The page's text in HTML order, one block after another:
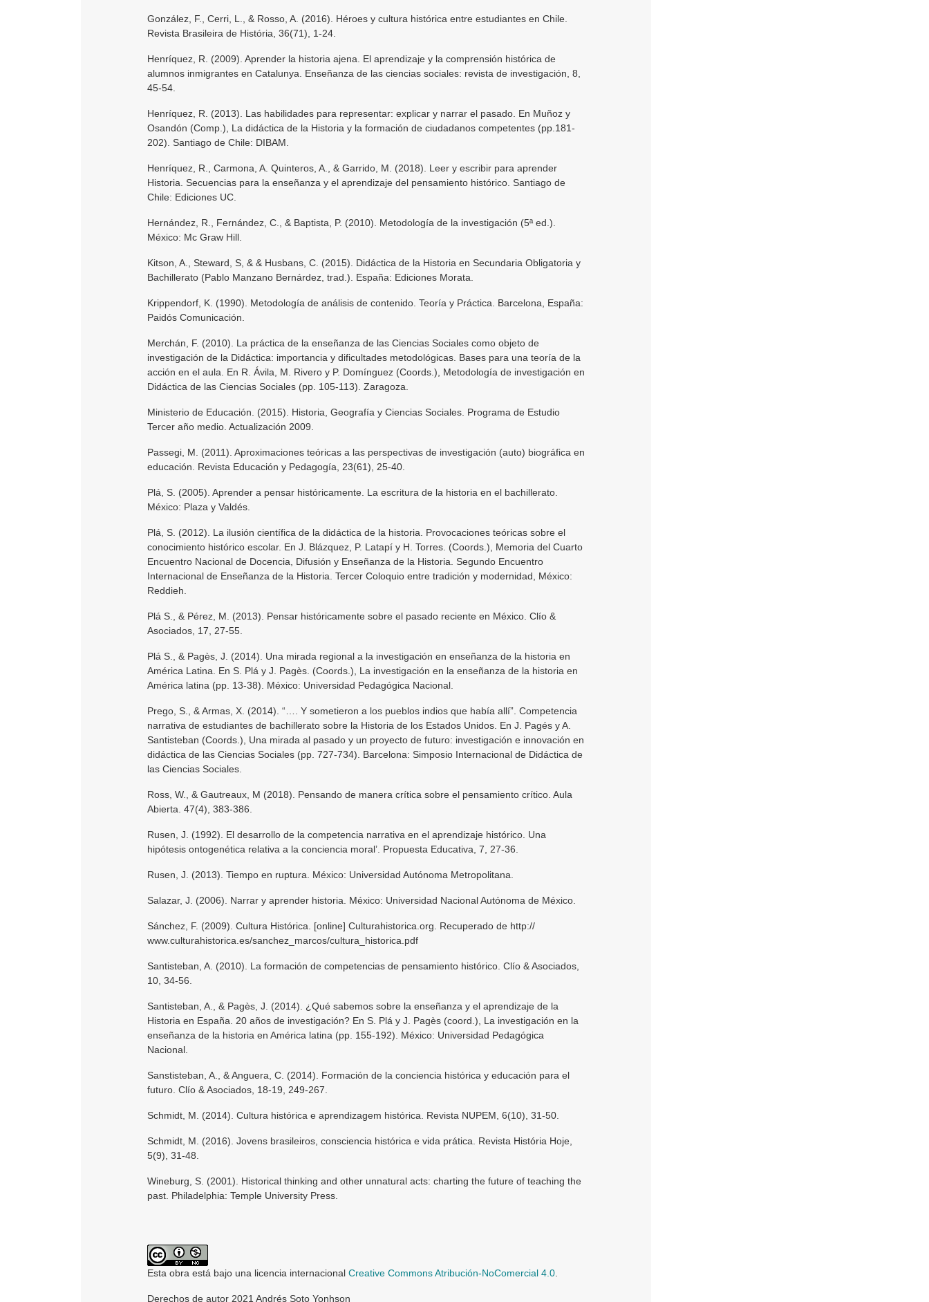
González, F., Cerri, L., & Rosso, A. (2016). Héroes y cultura histórica entre estudiantes en Chile.
Revista Brasileira de História, 36(71), 1-24.
Henríquez, R. (2009). Aprender la historia ajena. El aprendizaje y la comprensión histórica de
alumnos inmigrantes en Catalunya. Enseñanza de las ciencias sociales: revista de investigación, 8,
45-54.
Henríquez, R. (2013). Las habilidades para representar: explicar y narrar el pasado. En Muñoz y
Osandón (Comp.), La didáctica de la Historia y la formación de ciudadanos competentes (pp.181-
202). Santiago de Chile: DIBAM.
Henríquez, R., Carmona, A. Quinteros, A., & Garrido, M. (2018). Leer y escribir para aprender
Historia. Secuencias para la enseñanza y el aprendizaje del pensamiento histórico. Santiago de
Chile: Ediciones UC.
Hernández, R., Fernández, C., & Baptista, P. (2010). Metodología de la investigación (5ª ed.).
México: Mc Graw Hill.
Kitson, A., Steward, S, & & Husbans, C. (2015). Didáctica de la Historia en Secundaria Obligatoria y
Bachillerato (Pablo Manzano Bernárdez, trad.). España: Ediciones Morata.
Krippendorf, K. (1990). Metodología de análisis de contenido. Teoría y Práctica. Barcelona, España:
Paidós Comunicación.
Merchán, F. (2010). La práctica de la enseñanza de las Ciencias Sociales como objeto de
investigación de la Didáctica: importancia y dificultades metodológicas. Bases para una teoría de la
acción en el aula. En R. Ávila, M. Rivero y P. Domínguez (Coords.), Metodología de investigación en
Didáctica de las Ciencias Sociales (pp. 105-113). Zaragoza.
Ministerio de Educación. (2015). Historia, Geografía y Ciencias Sociales. Programa de Estudio
Tercer año medio. Actualización 2009.
Passegi, M. (2011). Aproximaciones teóricas a las perspectivas de investigación (auto) biográfica en
educación. Revista Educación y Pedagogía, 23(61), 25-40.
Plá, S. (2005). Aprender a pensar históricamente. La escritura de la historia en el bachillerato.
México: Plaza y Valdés.
Plá, S. (2012). La ilusión científica de la didáctica de la historia. Provocaciones teóricas sobre el
conocimiento histórico escolar. En J. Blázquez, P. Latapí y H. Torres. (Coords.), Memoria del Cuarto
Encuentro Nacional de Docencia, Difusión y Enseñanza de la Historia. Segundo Encuentro
Internacional de Enseñanza de la Historia. Tercer Coloquio entre tradición y modernidad, México:
Reddieh.
Plá S., & Pérez, M. (2013). Pensar históricamente sobre el pasado reciente en México. Clío &
Asociados, 17, 27-55.
Plá S., & Pagès, J. (2014). Una mirada regional a la investigación en enseñanza de la historia en
América Latina. En S. Plá y J. Pagès. (Coords.), La investigación en la enseñanza de la historia en
América latina (pp. 13-38). México: Universidad Pedagógica Nacional.
Prego, S., & Armas, X. (2014). “…. Y sometieron a los pueblos indios que había allí”. Competencia
narrativa de estudiantes de bachillerato sobre la Historia de los Estados Unidos. En J. Pagés y A.
Santisteban (Coords.), Una mirada al pasado y un proyecto de futuro: investigación e innovación en
didáctica de las Ciencias Sociales (pp. 727-734). Barcelona: Simposio Internacional de Didáctica de
las Ciencias Sociales.
Ross, W., & Gautreaux, M (2018). Pensando de manera crítica sobre el pensamiento crítico. Aula
Abierta. 47(4), 383-386.
Rusen, J. (1992). El desarrollo de la competencia narrativa en el aprendizaje histórico. Una
hipótesis ontogenética relativa a la conciencia moral’. Propuesta Educativa, 7, 27-36.
Rusen, J. (2013). Tiempo en ruptura. México: Universidad Autónoma Metropolitana.
Salazar, J. (2006). Narrar y aprender historia. México: Universidad Nacional Autónoma de México.
Sánchez, F. (2009). Cultura Histórica. [online] Culturahistorica.org. Recuperado de http://
www.culturahistorica.es/sanchez_marcos/cultura_historica.pdf
Santisteban, A. (2010). La formación de competencias de pensamiento histórico. Clío & Asociados,
10, 34-56.
Santisteban, A., & Pagès, J. (2014). ¿Qué sabemos sobre la enseñanza y el aprendizaje de la
Historia en España. 20 años de investigación? En S. Plá y J. Pagès (coord.), La investigación en la
enseñanza de la historia en América latina (pp. 155-192). México: Universidad Pedagógica
Nacional.
Sanstisteban, A., & Anguera, C. (2014). Formación de la conciencia histórica y educación para el
futuro. Clío & Asociados, 18-19, 249-267.
Schmidt, M. (2014). Cultura histórica e aprendizagem histórica. Revista NUPEM, 6(10), 31-50.
Schmidt, M. (2016). Jovens brasileiros, consciencia histórica e vida prática. Revista História Hoje,
5(9), 31-48.
Wineburg, S. (2001). Historical thinking and other unnatural acts: charting the future of teaching the
past. Philadelphia: Temple University Press.
Esta obra está bajo una licencia internacional Creative Commons Atribución-NoComercial 4.0
Derechos de autor 2021 Andrés Soto Yonhson